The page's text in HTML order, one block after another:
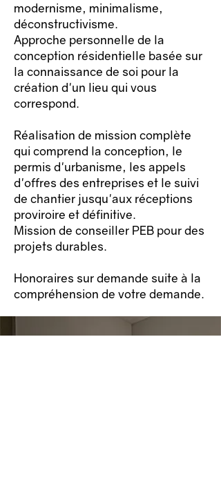
modernisme, minimalisme,
déconstructivisme.
Approche personnelle de la
conception résidentielle basée sur
la connaissance de soi pour la
création d'un lieu qui vous
correspond.
Réalisation de mission complète
qui comprend la conception, le
permis d'urbanisme, les appels
d'offres des entreprises et le suivi
de chantier jusqu'aux réceptions
proviroire et définitive.
Mission de conseiller PEB pour des
projets durables.
Honoraires sur demande suite à la
compréhension de votre demande.